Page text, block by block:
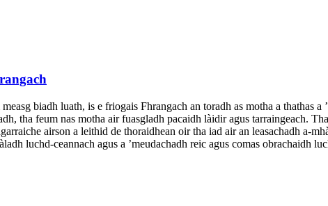
biadh luath, is e friogais Fhrangach an toradh as motha a thathas a
tha feum nas motha air fuasgladh pacaidh làidir agus tarraingeach.
airson a leithid de thoraidhean oir tha iad air an leasachadh a-
luchd-ceannach agus a ’meudachadh reic agus comas obrachaidh